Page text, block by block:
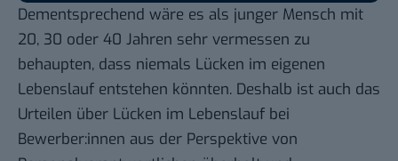
Dementsprechend wäre es als junger Mensch mit
20, 30 oder 40 Jahren sehr vermessen zu
behaupten, dass niemals Lücken im eigenen
Lebenslauf entstehen könnten. Deshalb ist auch das
Urteilen über Lücken im Lebenslauf bei
Bewerber:innen aus der Perspektive von